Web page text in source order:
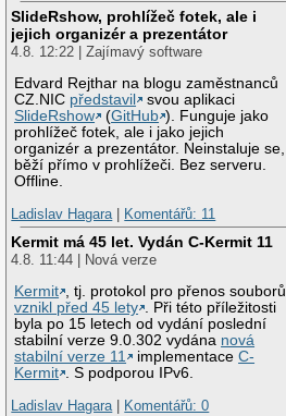
SlideRshow, prohlížeč fotek, ale i
jejich organizér a prezentátor
4.8. 12:22 | Zajímavý software
Edvard Rejthar na blogu zaměstnanců
CZ.NIC představil
svou aplikaci
SlideRshow
(GitHub ). Funguje jako
prohlížeč fotek, ale i jako jejich
organizér a prezentátor. Neinstaluje se,
běží přímo v prohlížeči. Bez serveru.
Offline.
Ladislav Hagara | Komentářů: 11
Kermit má 45 let. Vydán C-Kermit 11
4.8. 11:44 | Nová verze
Kermit
, tj. protokol pro přenos souborů,
vznikl před 45 lety
. Při této příležitosti
byla po 15 letech od vydání poslední
stabilní verze 9.0.302 vydána nová
stabilní verze 11
implementaceC-
Kermit
. S podporou IPv6.
Ladislav Hagara | Komentářů: 0